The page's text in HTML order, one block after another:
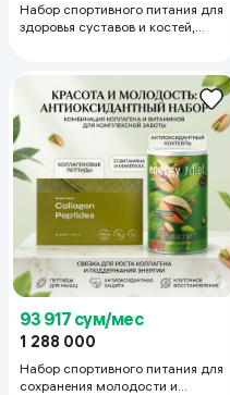
Набор спортивного питания для
здоровья суставов и костей,
93 917 сум/мес
1 288 000
Набор спортивного питания для
сохранения молодости и